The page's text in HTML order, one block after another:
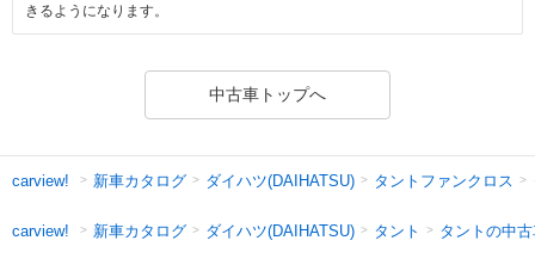
きるようになります。
中古車トップへ
carview! 新車カタログ ダイハツ(DAIHATSU) タントファンクロス
carview! 新車カタログ ダイハツ(DAIHATSU) タント タントの中